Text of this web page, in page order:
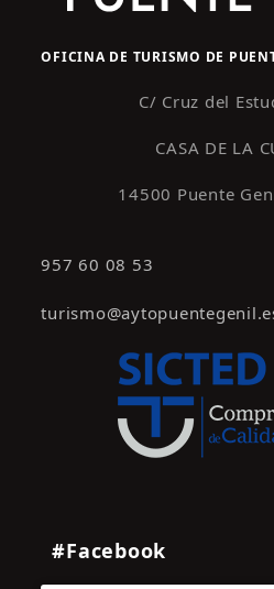
OFICINA DE TURISMO DE
C/ Cruz del
CASA DE LA
14500 Puente
957 60 08 53
#Facebook